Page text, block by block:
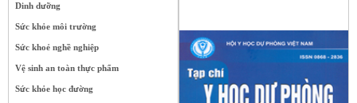
Dinh dưỡng
Sức khỏe môi trường
Sức khoẻ nghề nghiệp
Vệ sinh an toàn thực phẩm
Sức khỏe học đường